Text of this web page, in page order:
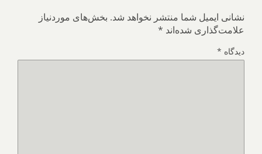
نشانی ایمیل شما منتشر نخواهد شد. بخش‌های موردنیاز
علامت‌گذاری شده‌اند *
دیدگاه *